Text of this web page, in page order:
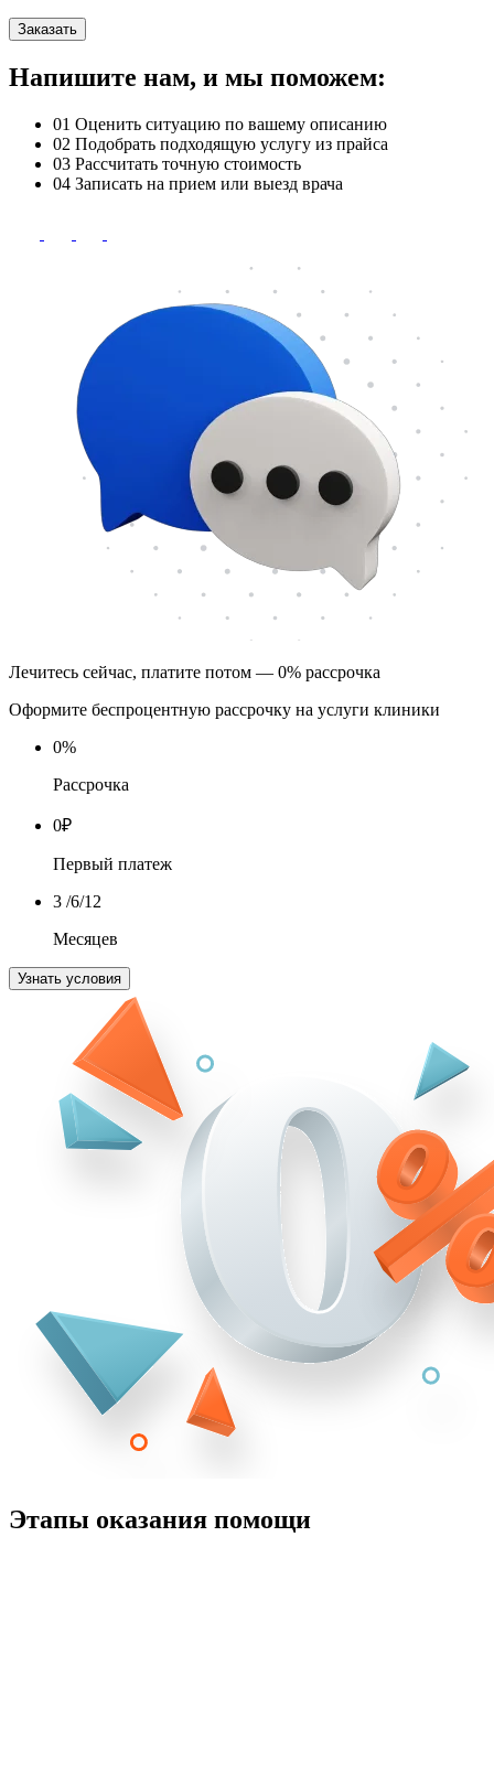
Заказать
Напишите нам, и мы поможем:
01 Оценить ситуацию по вашему описанию
02 Подобрать подходящую услугу из прайса
03 Рассчитать точную стоимость
04 Записать на прием или выезд врача
Лечитесь сейчас, платите потом — 0% рассрочка
Оформите беспроцентную рассрочку на услуги клиники
0%
Рассрочка
0₽
Первый платеж
3 /6/12
Месяцев
Узнать условия
Этапы оказания помощи